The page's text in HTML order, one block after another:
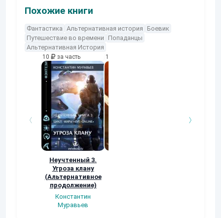
Похожие книги
Фантастика Альтернативная история
Боевик
Путешествие во времени
Попаданцы
Альтернативная История
10 за часть
Неучтенный 3.
Угроза клану
(Альтернативное
продолжение)
Константин
Муравьев
10